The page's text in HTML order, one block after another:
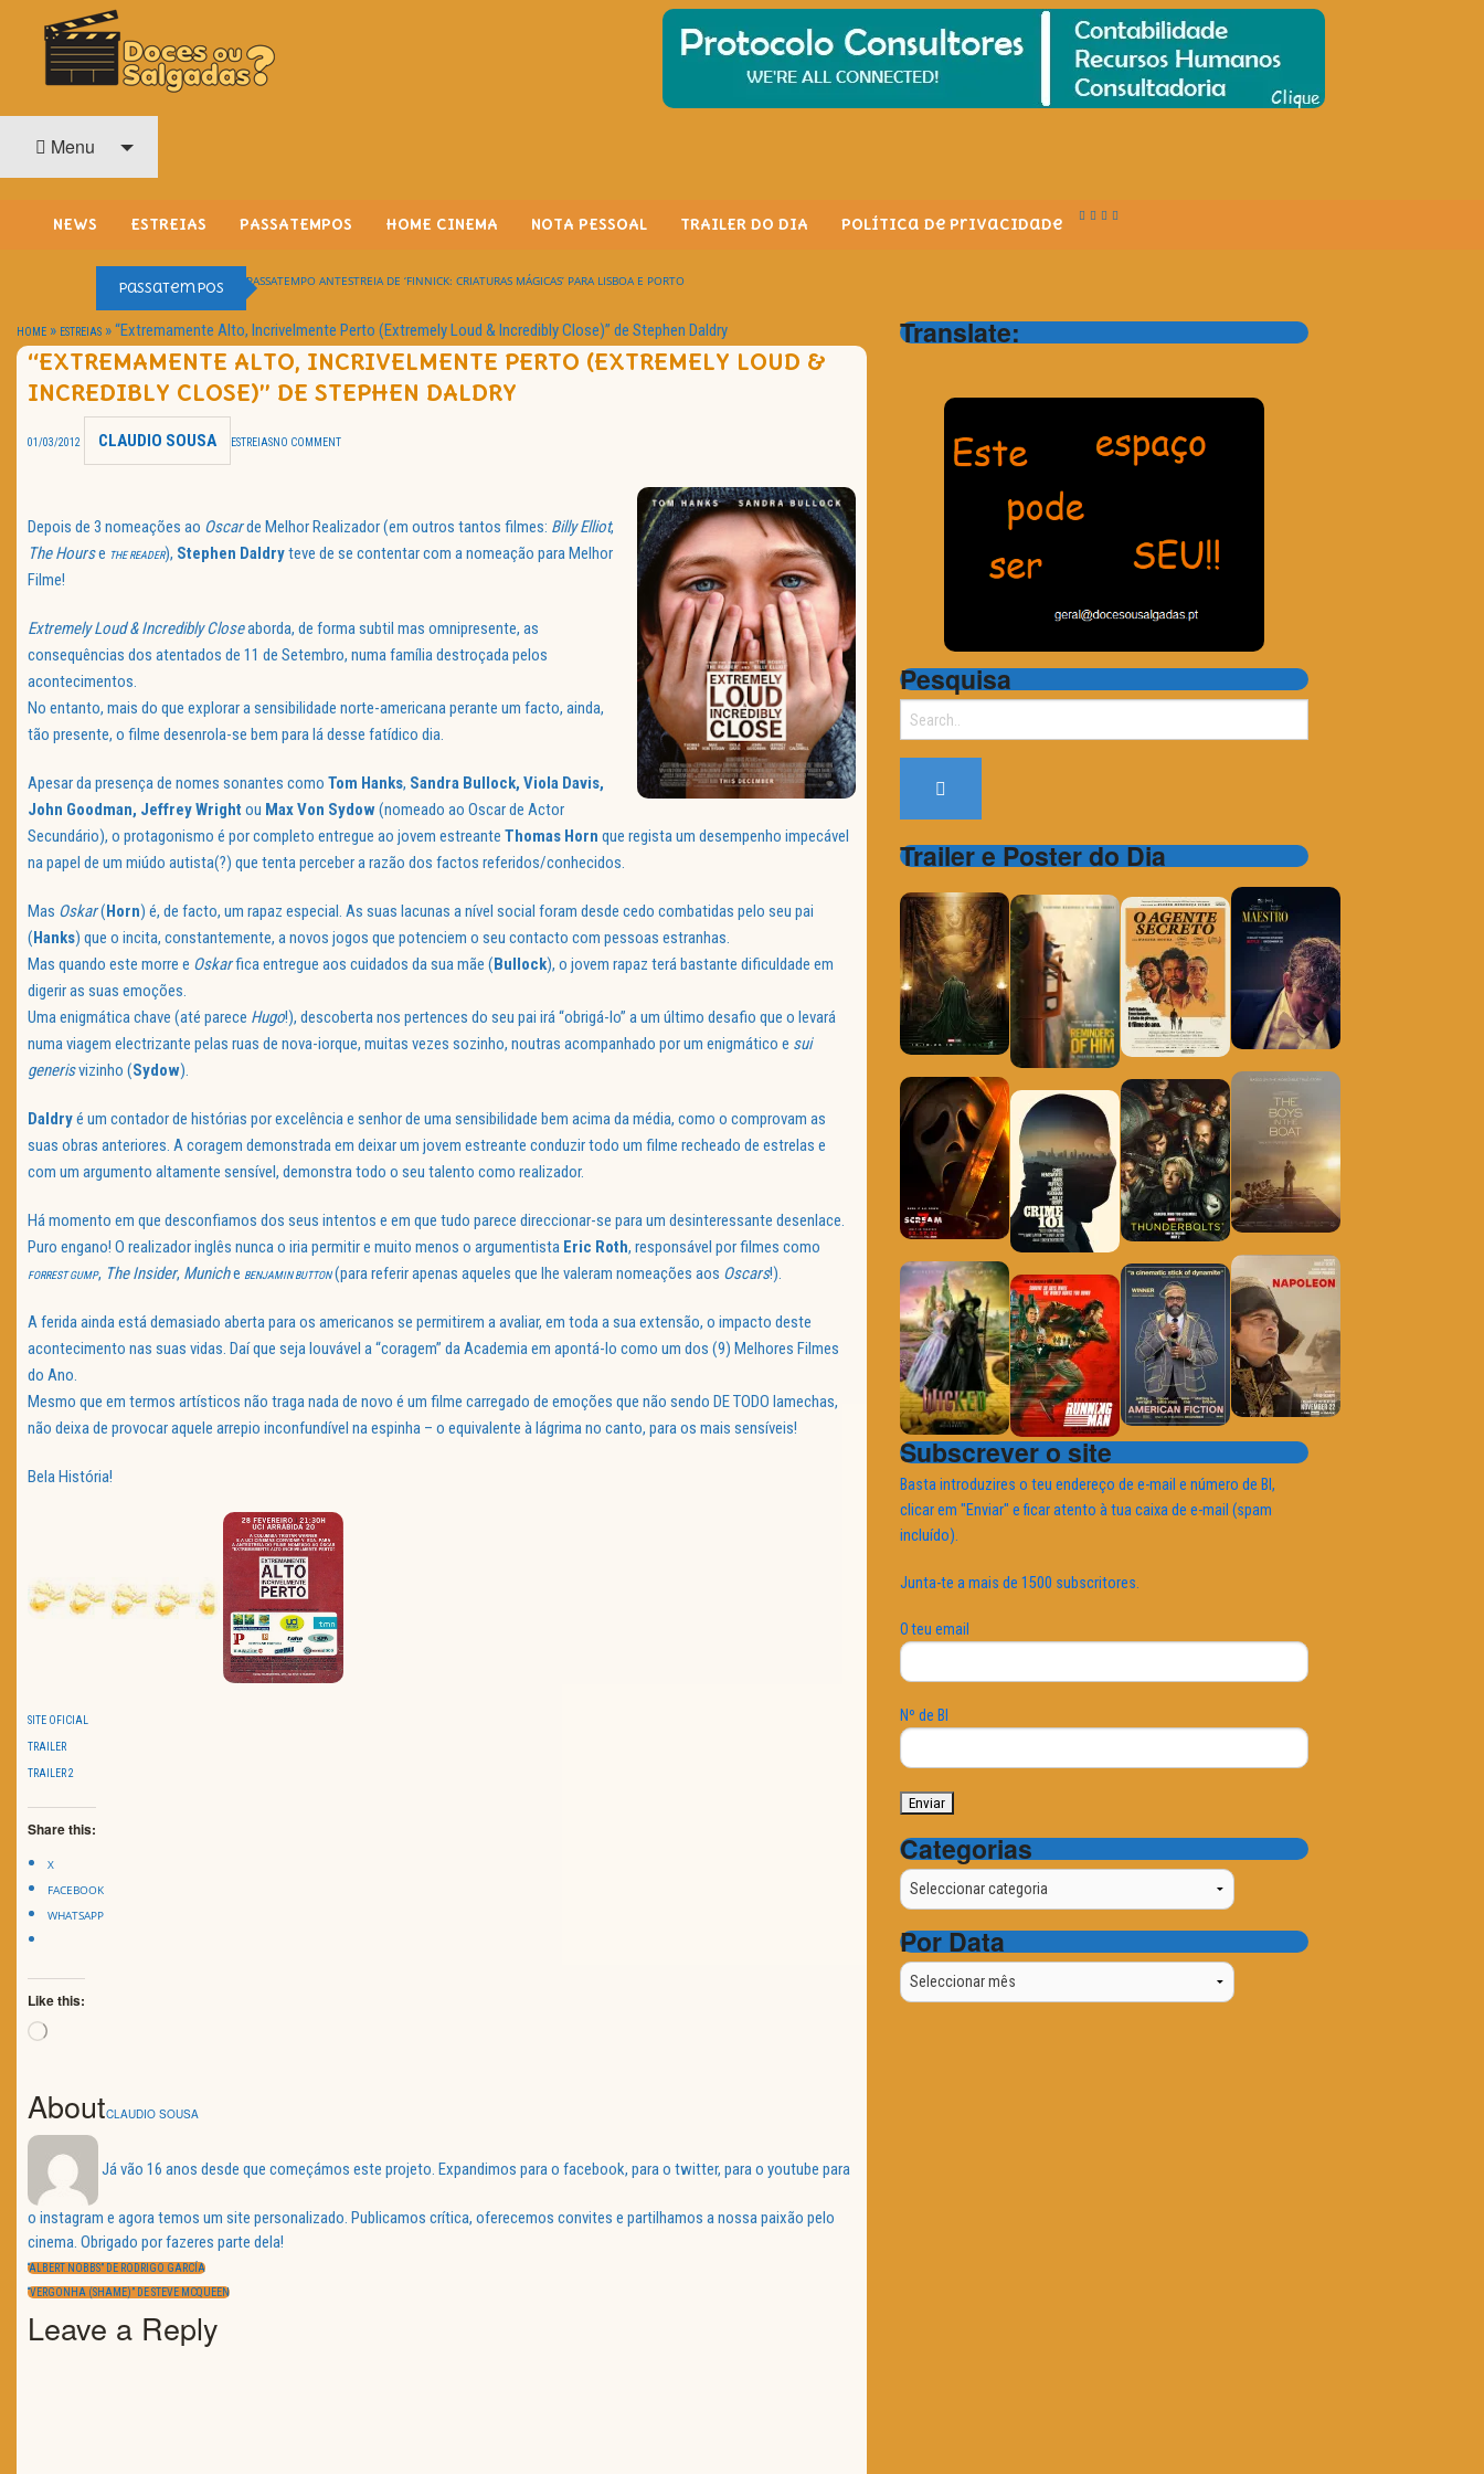
O Cinema? Uma Paixão!!
Menu
NEWS ESTREIAS PASSATEMPOS HOME CINEMA NOTA PESSOAL TRAILER DO DIA Política de Privacidade
Passatempos PASSATEMPO ANTESTREIA DE ‘FINNICK: CRIATURAS MÁGICAS’ PARA LISBOA E PORTO
HOME » ESTREIAS »“Extremamente Alto, Incrivelmente Perto (Extremely Loud & Incredibly Close)” de Stephen Daldry
“EXTREMAMENTE ALTO, INCRIVELMENTE PERTO (EXTREMELY LOUD &
INCREDIBLY CLOSE)” DE STEPHEN DALDRY
01/03/2012 CLAUDIO SOUSA ESTREIASNO COMMENT
Depois de 3 nomeações ao Oscarde Melhor Realizador (em outros tantos filmes: Billy Elliot,
The Hourse THE READER), Stephen Daldryteve de se contentar com a nomeação para Melhor
Filme!
Extremely Loud & Incredibly Closeaborda, de forma subtil mas omnipresente, as
consequências dos atentados de 11 de Setembro, numa família destroçada pelos
acontecimentos.
No entanto, mais do que explorar a sensibilidade norte-americana perante um facto, ainda,
tão presente, o filme desenrola-se bem para lá desse fatídico dia.
Apesar da presença de nomes sonantes como Tom Hanks, Sandra Bullock, Viola Davis,
John Goodman, Jeffrey Wright ou MaxVon Sydow(nomeado ao Oscar de Actor
Secundário), o protagonismo é por completo entregue ao jovem estreante Thomas Horn que regista um desempenho impecável
na papel de um miúdo autista(?) que tenta perceber a razão dos factos referidos/conhecidos.
Mas Oskar(Horn) é, de facto, um rapaz especial. As suas lacunas a nível social foram desde cedo combatidas pelo seu pai
(Hanks) que o incita, constantemente, a novos jogos que potenciem o seu contacto com pessoas estranhas.
Mas quando este morre e Oskarfica entregue aos cuidados da sua mãe (Bullock), o jovem rapaz terá bastante dificuldade em
digerir as suas emoções.
Uma enigmática chave (até parece Hugo!), descoberta nos pertences do seu pai irá “obrigá-lo” a um último desafio que o levará
numa viagem electrizante pelas ruas de nova-iorque, muitas vezes sozinho, noutras acompanhado por um enigmático e sui
generisvizinho (Sydow).
Daldryé um contador de histórias por excelência e senhor de uma sensibilidade bem acima da média, como o comprovam as
suas obras anteriores. A coragem demonstrada em deixar um jovem estreante conduzir todo um filme recheado de estrelas e
com um argumento altamente sensível, demonstra todo o seu talento como realizador.
Há momento em que desconfiamos dos seus intentos e em que tudo parece direccionar-se para um desinteressante desenlace.
Puro engano! O realizador inglês nunca o iria permitir e muito menos o argumentista Eric Roth, responsável por filmes como
FORREST GUMP, The Insider, Muniche BENJAMIN BUTTON(para referir apenas aqueles que lhe valeram nomeações aos Oscars!).
A ferida ainda está demasiado aberta para os americanos se permitirem a avaliar, em toda a sua extensão, o impacto deste
acontecimento nas suas vidas. Daí que seja louvável a “coragem” da Academia em apontá-lo como um dos (9) Melhores Filmes
do Ano.
Mesmo que em termos artísticos não traga nada de novo é um filme carregado de emoções que não sendo DE TODO lamechas,
não deixa de provocar aquele arrepio inconfundível na espinha – o equivalente à lágrima no canto, para os mais sensíveis!
Bela História!
SITE OFICIAL
TRAILER
TRAILER 2
Share this:
X
FACEBOOK
WHATSAPP
Like this:
Loading…
AboutCLAUDIO SOUSA
Já vão 16 anos desde que começámos este projeto. Expandimos para o facebook, para o twitter, para o youtube para
o instagram e agora temos um site personalizado. Publicamos crítica, oferecemos convites e partilhamos a nossa paixão pelo
cinema. Obrigado por fazeres parte dela!
Navegação
de
artigos
PREVIOUS
“ALBERT NOBBS” DE RODRIGO GARCÍA
NEXT
“VERGONHA (SHAME)” DE STEVE MCQUEEN
Leave a Reply
Translate:
Pesquisa
Trailer e Poster do Dia
Subscrever o site
Basta introduzires o teu endereço de e-mail e número de BI,
clicar em "Enviar" e ficar atento à tua caixa de e-mail (spam
incluído).
Junta-te a mais de 1500 subscritores.
O teu email
Nº de BI
Categorias
Categorias
Por Data
Por
Data